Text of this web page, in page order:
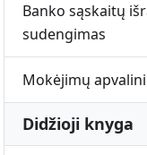
Banko sąskaitų
sudengimas
Mokėjimų
Didžioji knyga